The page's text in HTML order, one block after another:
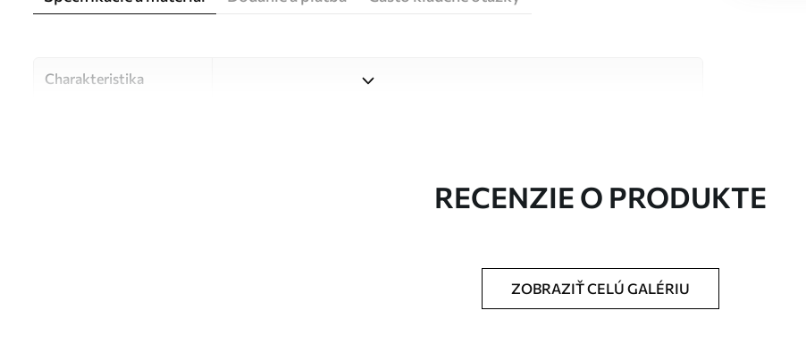
Charakteristika
RECENZIE O PRODUKTE
ZOBRAZIŤ CELÚ GALÉRIU